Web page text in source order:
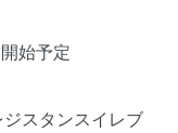
始予定
スタンスイレブ